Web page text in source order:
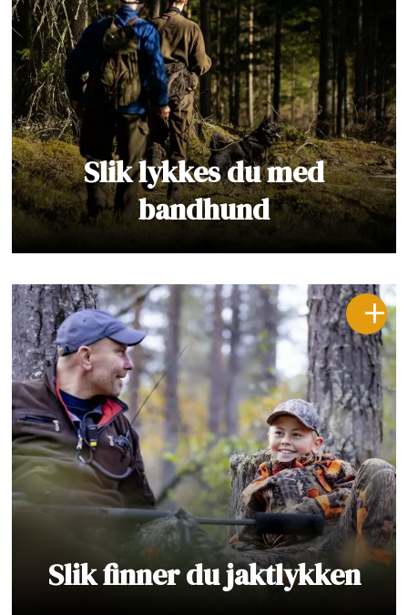
Slik lykkes du med
bandhund
Slik finner du jaktlykken